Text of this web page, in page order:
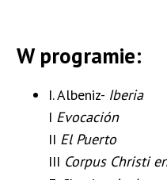
W programie:
I. Albeniz- Iberia
I Evocación
II El Puerto
III Corpus Christi